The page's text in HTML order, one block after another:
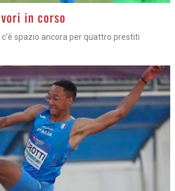
in corso
c'è spazio ancora per quattro prestiti